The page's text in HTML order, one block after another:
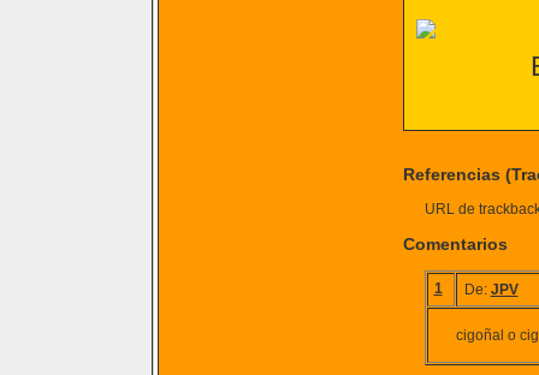
Referencias
URL de
Comentarios
1 De: JPV
cigoñal o